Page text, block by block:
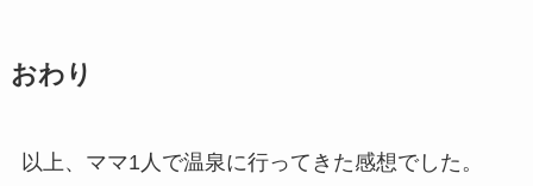
おわり
以上、ママ1人で温泉に行ってきた感想でした。